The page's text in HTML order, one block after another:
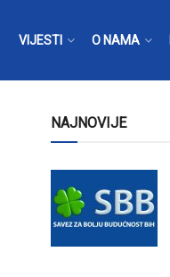
VIJESTI O NAMA
NAJNOVIJE